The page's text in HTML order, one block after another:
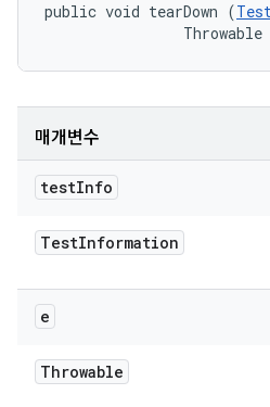
public void tearDown (
Throwable
매개변수
testInfo
TestInformation
e
Throwable